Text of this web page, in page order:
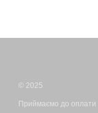
© 2025
Приймаємо до оплати